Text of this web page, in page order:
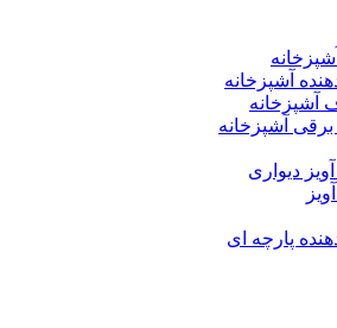
آشپزخانه
آشپزخانه
آشپزخانه
برقی آشپزخانه
دیواری
پارچه ای